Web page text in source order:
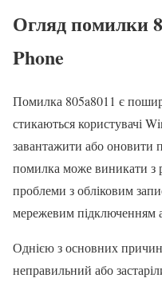
Огляд помилки
Phone
Помилка 805a8011 є
стикаються користувачі
завантажити або оновити
помилка може виникати з
проблеми з обліковим
мережевим підключенням
Однією з основних
неправильний або